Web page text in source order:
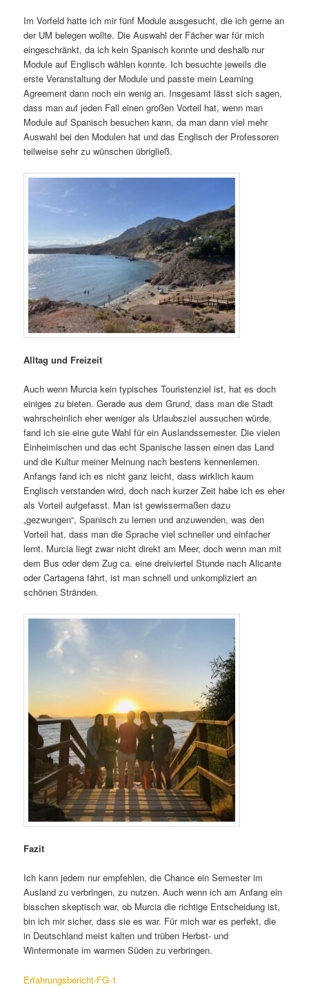
Im Vorfeld hatte ich mir fünf Module ausgesucht, die ich gerne an
der UM belegen wollte. Die Auswahl der Fächer war für mich
eingeschränkt, da ich kein Spanisch konnte und deshalb nur
Module auf Englisch wählen konnte. Ich besuchte jeweils die
erste Veranstaltung der Module und passte mein Learning
Agreement dann noch ein wenig an. Insgesamt lässt sich sagen,
dass man auf jeden Fall einen großen Vorteil hat, wenn man
Module auf Spanisch besuchen kann, da man dann viel mehr
Auswahl bei den Modulen hat und das Englisch der Professoren
teilweise sehr zu wünschen übrigließ.
Alltag und Freizeit
Auch wenn Murcia kein typisches Touristenziel ist, hat es doch
einiges zu bieten. Gerade aus dem Grund, dass man die Stadt
wahrscheinlich eher weniger als Urlaubsziel aussuchen würde,
fand ich sie eine gute Wahl für ein Auslandssemester. Die vielen
Einheimischen und das echt Spanische lassen einen das Land
und die Kultur meiner Meinung nach bestens kennenlernen.
Anfangs fand ich es nicht ganz leicht, dass wirklich kaum
Englisch verstanden wird, doch nach kurzer Zeit habe ich es eher
als Vorteil aufgefasst. Man ist gewissermaßen dazu
„gezwungen“, Spanisch zu lernen und anzuwenden, was den
Vorteil hat, dass man die Sprache viel schneller und einfacher
lernt. Murcia liegt zwar nicht direkt am Meer, doch wenn man mit
dem Bus oder dem Zug ca. eine dreiviertel Stunde nach Alicante
oder Cartagena fährt, ist man schnell und unkompliziert an
schönen Stränden.
Fazit
Ich kann jedem nur empfehlen, die Chance ein Semester im
Ausland zu verbringen, zu nutzen. Auch wenn ich am Anfang ein
bisschen skeptisch war, ob Murcia die richtige Entscheidung ist,
bin ich mir sicher, dass sie es war. Für mich war es perfekt, die
in Deutschland meist kalten und trüben Herbst- und
Wintermonate im warmen Süden zu verbringen.
Erfahrungsbericht-FG-1